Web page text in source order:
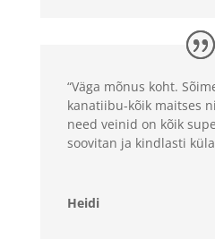
“Väga mõnus koht.
kanatiibu-kõik maitses
need veinid on kõik
soovitan ja kindlasti
Heidi